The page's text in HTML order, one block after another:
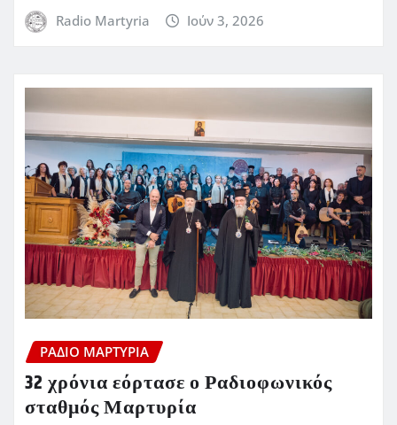
Radio Martyria Ιούν 3, 2026
ΡΆΔΙΟ ΜΑΡΤΥΡΊΑ
32 χρόνια εόρτασε ο Ραδιοφωνικός
σταθμός Μαρτυρία